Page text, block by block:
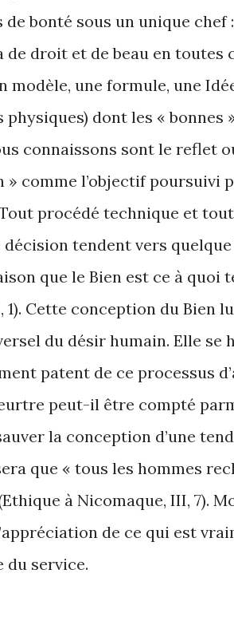
bonté sous un unique chef
de droit et de beau en toutes
modèle, une formule, une
dont les « bonnes
connaissons sont le reflet
» comme l’objectif poursuivi
procédé technique et
tendent vers
que le Bien est ce à quoi
1). Cette conception du Bien
du désir humain. Elle se
patent de ce processus
peut-il être compté
la conception d’une
que « tous les hommes
à Nicomaque, III, 7).
de ce qui est
du service.